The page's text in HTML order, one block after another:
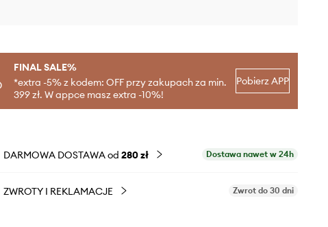
FINAL SALE%
*extra -5% z kodem: OFF przy zakupach za min.
399 zł. W appce masz extra -10%!
Pobierz APP
DARMOWA DOSTAWA od 280 zł Dostawa nawet w 24h
ZWROTY I REKLAMACJE Zwrot do 30 dni